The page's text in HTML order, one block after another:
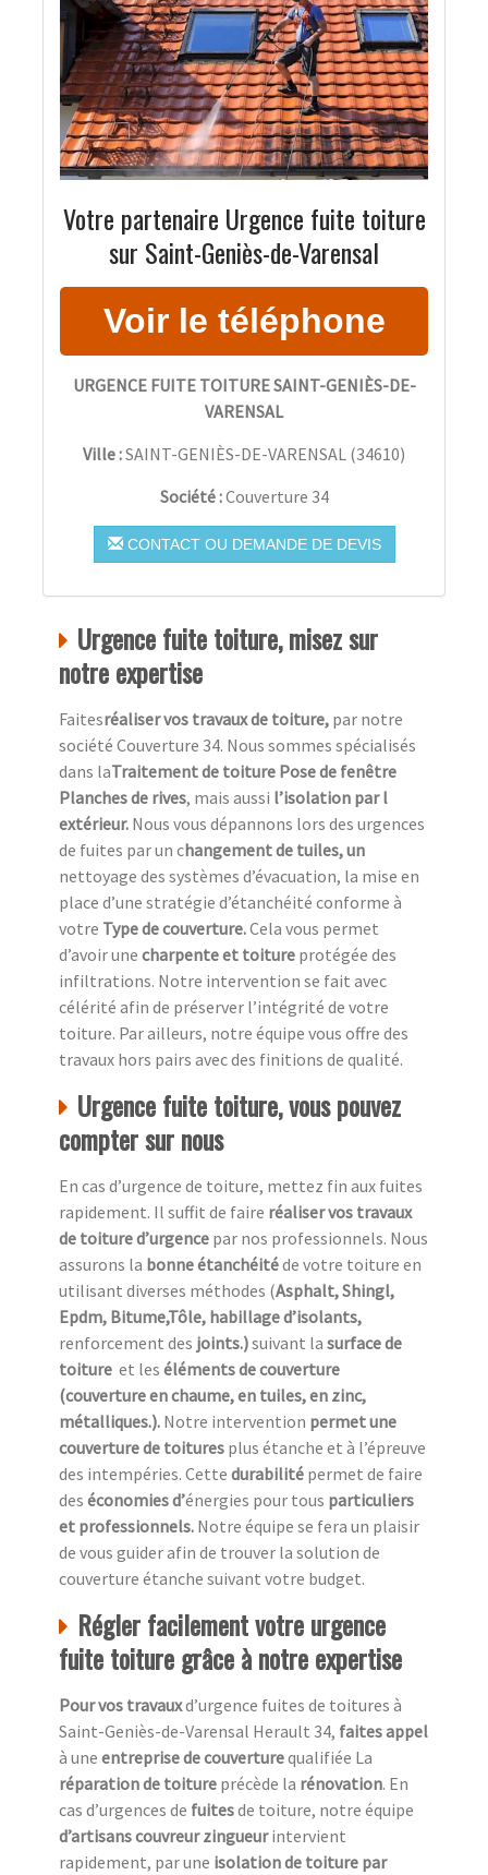
Votre partenaire Urgence fuite toiture
sur Saint-Geniès-de-Varensal
URGENCE FUITE TOITURE SAINT-GENIÈS-DE-
VARENSAL
Ville :SAINT-GENIÈS-DE-VARENSAL (34610)
Société :Couverture 34
CONTACT OU DEMANDE DE DEVIS
Urgence fuite toiture, misez sur
notre expertise
Faitesréaliser vos travaux de toiture, par notre
société Couverture 34. Nous sommes spécialisés
dans laTraitement de toiture Pose de fenêtre
Planches de rives, mais aussi l’isolation par l
extérieur. Nous vous dépannons lors des urgences
de fuites par un changement de tuiles, un
nettoyage des systèmes d’évacuation, la mise en
place d’une stratégie d’étanchéité conforme à
votre Type de couverture.Cela vous permet
d’avoir une charpente et toiture protégée des
infiltrations. Notre intervention se fait avec
célérité afin de préserver l’intégrité de votre
toiture. Par ailleurs, notre équipe vous offre des
travaux hors pairs avec des finitions de qualité.
Urgence fuite toiture, vous pouvez
compter sur nous
En cas d’urgence de toiture, mettez fin aux fuites
rapidement. Il suffit de faire réaliser vos travaux
de toiture d’urgence par nos professionnels. Nous
assurons la bonne étanchéitéde votre toiture en
utilisant diverses méthodes (Asphalt, Shingl,
Epdm, Bitume,Tôle, habillage d’isolants,
renforcement des joints.)suivant la surface de
toiture et les éléments de couverture
(couverture en chaume, en tuiles, en zinc,
métalliques.). Notre intervention permet une
couverture de toitures plus étanche et à l’épreuve
des intempéries. Cette durabilité permet de faire
des économies d’énergies pour tous particuliers
et professionnels. Notre équipe se fera un plaisir
de vous guider afin de trouver la solution de
couverture étanche suivant votre budget.
Régler facilement votre urgence
fuite toiture grâce à notre expertise
Pour vos travauxd’urgence fuites de toitures à
Saint-Geniès-de-Varensal Herault 34, faites appel
à une entreprise de couverturequalifiée La
réparation de toiture précède la rénovation. En
cas d’urgences de fuitesde toiture, notre équipe
d’artisans couvreur zingueurintervient
rapidement, par une isolation de toiture par